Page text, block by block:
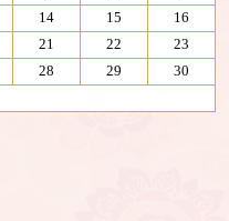
14 15
16
21 22
23
28 29
30